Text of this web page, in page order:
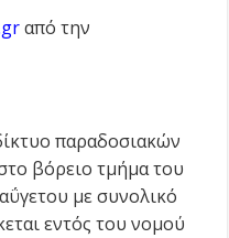
από την
παραδοσιακών
βόρειο τμήμα του
με συνολικό
εντός του νομού